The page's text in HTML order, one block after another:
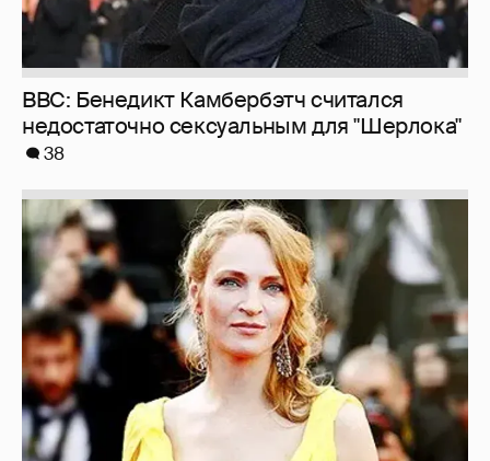
BBC: Бенедикт Камбербэтч считался
недостаточно сексуальным для "Шерлока"
38